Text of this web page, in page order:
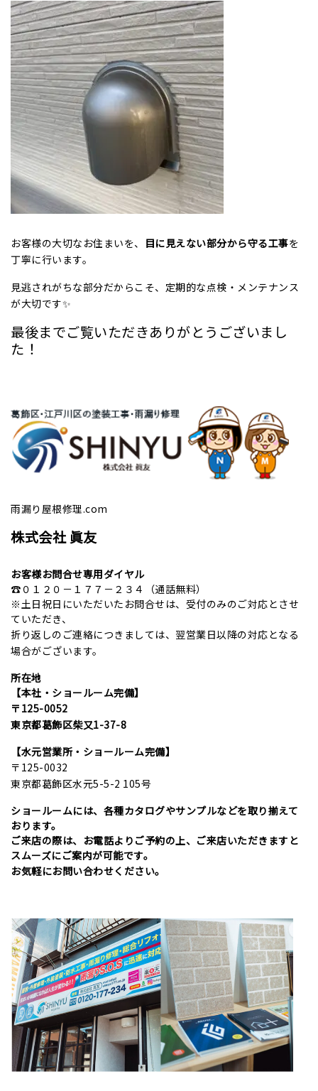
お客様の大切なお住まいを、 目に見えない部分から守る工事を
丁寧に行います。
見逃されがちな部分だからこそ、定期的な点検・メンテナンス
が大切です✨
最後までご覧いただきありがとうございまし
た！
雨漏り屋根修理.com
株式会社 眞友
お客様お問合せ専用ダイヤル
☎０１２０－１７７－２３４（通話無料）
※土日祝日にいただいたお問合せは、受付のみのご対応とさせ
ていただき、
折り返しのご連絡につきましては、翌営業日以降の対応となる
場合がございます。
所在地
【本社・ショールーム完備】
〒125-0052
東京都葛飾区柴又1-37-8
【水元営業所・ショールーム完備】
〒125-0032
東京都葛飾区水元5-5-2 105号
ショールームには、各種カタログやサンプルなどを取り揃えて
おります。
ご来店の際は、お電話よりご予約の上、ご来店いただきますと
スムーズにご案内が可能です。
お気軽にお問い合わせください。